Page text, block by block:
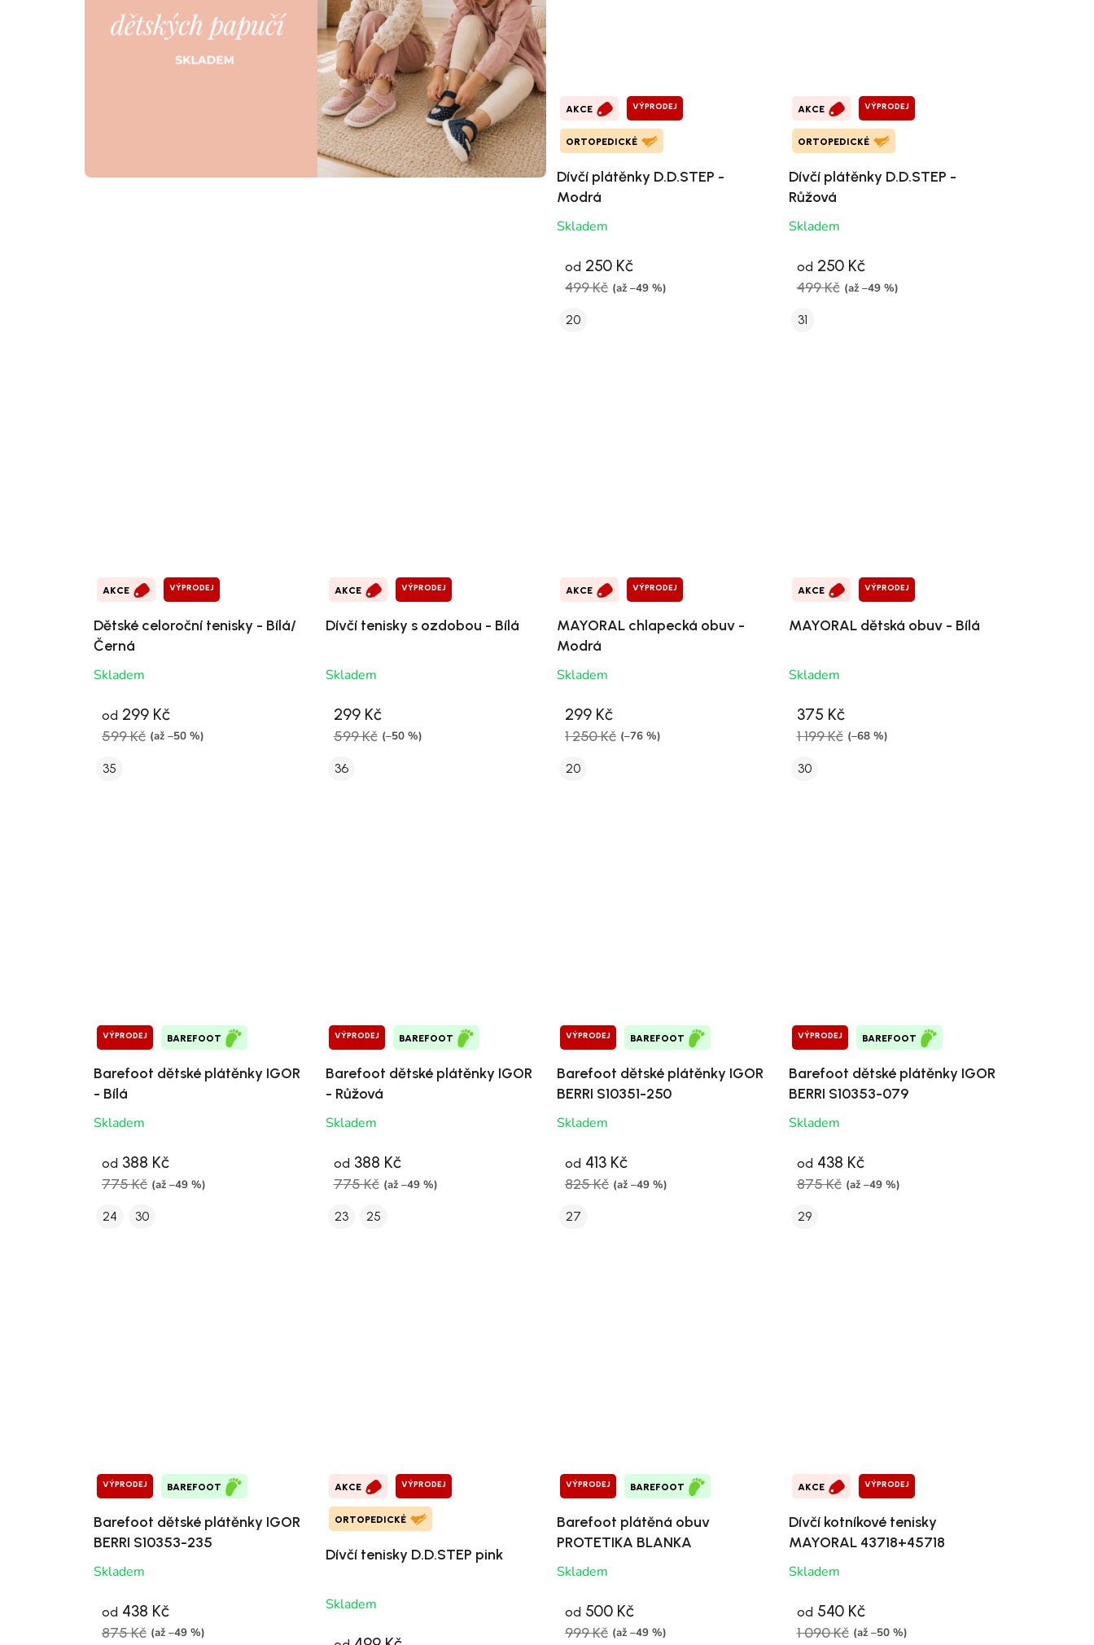
AKCE VÝPRODEJ
ORTOPEDICKÉ
Dívčí plátěnky D.D.STEP -
Modrá
Skladem
od 250 Kč
499 Kč (až –49 %)
20
AKCE VÝPRODEJ
ORTOPEDICKÉ
Dívčí plátěnky D.D.STEP -
Růžová
Skladem
od 250 Kč
499 Kč (až –49 %)
31
AKCE VÝPRODEJ
Dětské celoroční tenisky - Bílá/
Černá
Skladem
od 299 Kč
599 Kč (až –50 %)
35
AKCE VÝPRODEJ
Dívčí tenisky s ozdobou - Bílá
Skladem
299 Kč
599 Kč (–50 %)
36
AKCE VÝPRODEJ
MAYORAL chlapecká obuv -
Modrá
Skladem
299 Kč
1 250 Kč (–76 %)
20
AKCE VÝPRODEJ
MAYORAL dětská obuv - Bílá
Skladem
375 Kč
1 199 Kč (–68 %)
30
VÝPRODEJ BAREFOOT
Barefoot dětské plátěnky IGOR
- Bílá
Skladem
od 388 Kč
775 Kč (až –49 %)
24 30
VÝPRODEJ BAREFOOT
Barefoot dětské plátěnky IGOR
- Růžová
Skladem
od 388 Kč
775 Kč (až –49 %)
23 25
VÝPRODEJ BAREFOOT
Barefoot dětské plátěnky IGOR
BERRI S10351-250
Skladem
od 413 Kč
825 Kč (až –49 %)
27
VÝPRODEJ BAREFOOT
Barefoot dětské plátěnky IGOR
BERRI S10353-079
Skladem
od 438 Kč
875 Kč (až –49 %)
29
VÝPRODEJ BAREFOOT
Barefoot dětské plátěnky IGOR
BERRI S10353-235
Skladem
od 438 Kč
875 Kč (až –49 %)
AKCE VÝPRODEJ
ORTOPEDICKÉ
Dívčí tenisky D.D.STEP pink
Skladem
VÝPRODEJ BAREFOOT
Barefoot plátěná obuv
PROTETIKA BLANKA
Skladem
od 500 Kč
999 Kč (až –49 %)
AKCE VÝPRODEJ
Dívčí kotníkové tenisky
MAYORAL 43718+45718
Skladem
od 540 Kč
1 090 Kč (až –50 %)